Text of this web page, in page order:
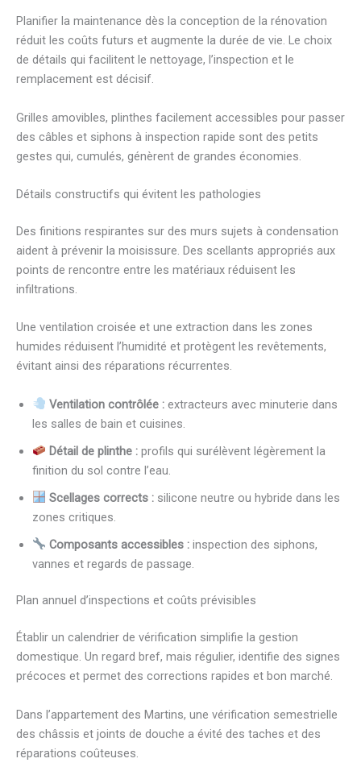
Planifier la maintenance dès la conception de la rénovation
réduit les coûts futurs et augmente la durée de vie. Le choix
de détails qui facilitent le nettoyage, l’inspection et le
remplacement est décisif.
Grilles amovibles, plinthes facilement accessibles pour passer
des câbles et siphons à inspection rapide sont des petits
gestes qui, cumulés, génèrent de grandes économies.
Détails constructifs qui évitent les pathologies
Des finitions respirantes sur des murs sujets à condensation
aident à prévenir la moisissure. Des scellants appropriés aux
points de rencontre entre les matériaux réduisent les
infiltrations.
Une ventilation croisée et une extraction dans les zones
humides réduisent l’humidité et protègent les revêtements,
évitant ainsi des réparations récurrentes.
Ventilation contrôlée :extracteurs avec minuterie dans
les salles de bain et cuisines.
Détail de plinthe :profils qui surélèvent légèrement la
finition du sol contre l’eau.
Scellages corrects :silicone neutre ou hybride dans les
zones critiques.
Composants accessibles :inspection des siphons,
vannes et regards de passage.
Plan annuel d’inspections et coûts prévisibles
Établir un calendrier de vérification simplifie la gestion
domestique. Un regard bref, mais régulier, identifie des signes
précoces et permet des corrections rapides et bon marché.
Dans l’appartement des Martins, une vérification semestrielle
des châssis et joints de douche a évité des taches et des
réparations coûteuses.